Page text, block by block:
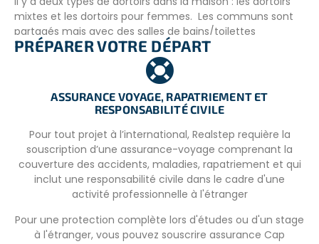
mixtes et les dortoirs pour femmes. Les communs sont
partagés mais avec des salles de bains/toilettes
séparées. Les volontaires auront accès à la
, aux espaces extérieurs dont le
pour se détendre. LeWIFI
toute la maison et gratuit.
La maison n’a pas l’air conditionné, mais c’est une maison
de plage et elle a de grandes fenêtres ouvertes et
fermées tous les jours par l’équipe d’entretien ménager.
Il y a des caisses sous chaque lit superposé pour les
volontaires, qui ont seulement besoin d’un cadenas pour
Les mineurs ont un couvre-feu s’ils n’ont pas la
permission du tuteur de quitter la maison, qui est de 22
PRÉPARER VOTRE DÉPART
ASSURANCE VOYAGE, RAPATRIEMENT ET
RESPONSABILITÉ CIVILE
Pour tout projet à l’international, Realstep requière la
souscription d’une assurance-voyage comprenant la
couverture des accidents, maladies, rapatriement et qui
inclut une responsabilité civile dans le cadre d'une
activité professionnelle à l'étranger
Pour une protection complète lors d'études ou d'un stage
à l'étranger, vous pouvez souscrire assurance Cap